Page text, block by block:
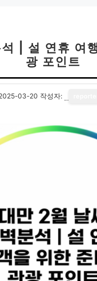
| 설 연휴 여
광 포인트
03-20 작성자: